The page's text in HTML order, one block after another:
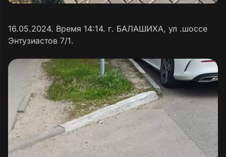
16.05.2024. Время 14:14. г. БАЛАШИХА, ул .шоссе
Энтузиастов 7/1.